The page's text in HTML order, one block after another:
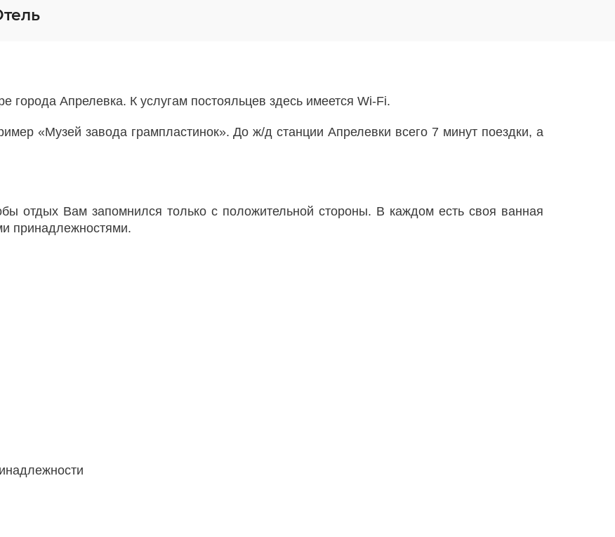
города Апрелевка. К услугам постояльцев здесь имеется Wi-Fi.
«Музей завода грампластинок». До ж/д станции Апрелевки всего 7 минут поездки, а
отдых Вам запомнился только с положительной стороны. В каждом есть своя ванная
принадлежностями.